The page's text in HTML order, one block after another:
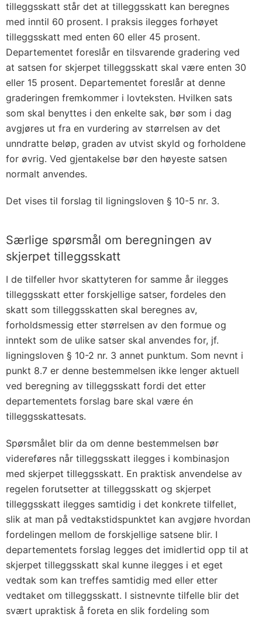
tilleggsskatt står det at tilleggsskatt kan beregnes
med inntil 60 prosent. I praksis ilegges forhøyet
tilleggsskatt med enten 60 eller 45 prosent.
Departementet foreslår en tilsvarende gradering ved
at satsen for skjerpet tilleggsskatt skal være enten 30
eller 15 prosent. Departementet foreslår at denne
graderingen fremkommer i lovteksten. Hvilken sats
som skal benyttes i den enkelte sak, bør som i dag
avgjøres ut fra en vurdering av størrelsen av det
unndratte beløp, graden av utvist skyld og forholdene
for øvrig. Ved gjentakelse bør den høyeste satsen
normalt anvendes.
Det vises til forslag til ligningsloven § 10-5 nr. 3.
Særlige spørsmål om beregningen av
skjerpet tilleggsskatt
I de tilfeller hvor skattyteren for samme år ilegges
tilleggsskatt etter forskjellige satser, fordeles den
skatt som tilleggsskatten skal beregnes av,
forholdsmessig etter størrelsen av den formue og
inntekt som de ulike satser skal anvendes for, jf.
ligningsloven § 10-2 nr. 3 annet punktum. Som nevnt i
punkt 8.7 er denne bestemmelsen ikke lenger aktuell
ved beregning av tilleggsskatt fordi det etter
departementets forslag bare skal være én
tilleggsskattesats.
Spørsmålet blir da om denne bestemmelsen bør
videreføres når tilleggsskatt ilegges i kombinasjon
med skjerpet tilleggsskatt. En praktisk anvendelse av
regelen forutsetter at tilleggsskatt og skjerpet
tilleggsskatt ilegges samtidig i det konkrete tilfellet,
slik at man på vedtakstidspunktet kan avgjøre hvordan
fordelingen mellom de forskjellige satsene blir. I
departementets forslag legges det imidlertid opp til at
skjerpet tilleggsskatt skal kunne ilegges i et eget
vedtak som kan treffes samtidig med eller etter
vedtaket om tilleggsskatt. I sistnevnte tilfelle blir det
svært upraktisk å foreta en slik fordeling som